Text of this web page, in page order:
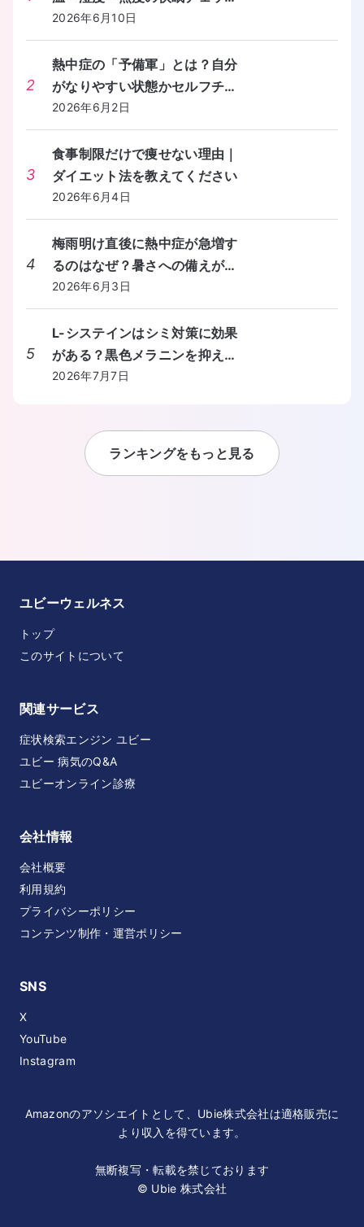
リストを教えてください。
2026年6月10日
2
熱中症の「予備軍」とは？自分
がなりやすい状態かセルフチェ
ックする方法を教えてくださ
い。
2026年6月2日
3
食事制限だけで痩せない理由｜
ダイエット法を教えてください
2026年6月4日
4
梅雨明け直後に熱中症が急増す
るのはなぜ？暑さへの備えが間
に合わないときの対処法を教え
てください。
2026年6月3日
5
L-システインはシミ対策に効果
がある？黒色メラニンを抑える
しくみと食事からの摂り方を教
2026年7月7日
ランキングをもっと見る
ユビーウェルネス
トップ
このサイトについて
関連サービス
症状検索エンジン ユビー
ユビー 病気のQ&A
ユビーオンライン診療
会社情報
会社概要
利用規約
プライバシーポリシー
コンテンツ制作・運営ポリシー
SNS
X
YouTube
Instagram
Amazonのアソシエイトとして、Ubie株式会社は適格販売に
より収入を得ています。
無断複写・転載を禁じております
© Ubie 株式会社